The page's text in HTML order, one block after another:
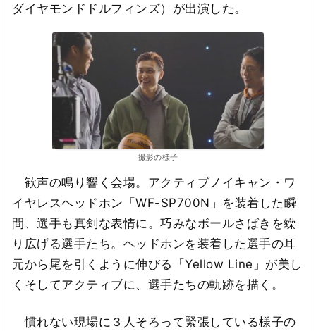
ダイヤモンドドルフィンズ）が出演した。
撮影の様子
歓声の鳴り響く会場。アクティブノイキャン・ワ
イヤレスヘッドホン「WF-SP700N」を装着した瞬
間、選手も真剣な表情に。巧みなボールさばきを繰
り広げる選手たち。ヘッドホンを装着した選手の耳
元から尾を引くように伸びる「Yellow Line」が美し
くそしてアクティブに、選手たちの軌跡を描く。
慣れない現場に３人そろって緊張している様子の